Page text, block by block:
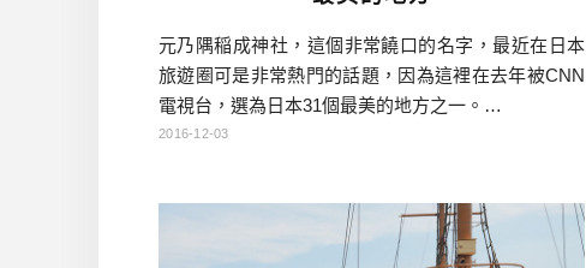
元乃隅稲成神社，這個非常饒口的名字，最近在日本
旅遊圈可是非常熱門的話題，因為這裡在去年被CNN
電視台，選為日本31個最美的地方之一。…
2016-12-03